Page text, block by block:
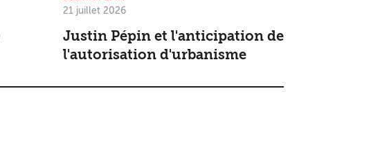
21 juillet 2026
Justin Pépin et l'anticipation de
l'autorisation d'urbanisme